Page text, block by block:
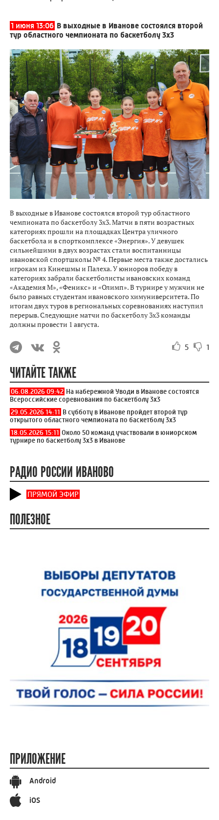
1 июня 13:06 В выходные в Иванове состоялся второй
тур областного чемпионата по баскетболу 3x3
В выходные в Иванове состоялся второй тур областного
чемпионата по баскетболу 3x3. Матчи в пяти возрастных
категориях прошли на площадках Центра уличного
баскетбола и в спорткомплексе «Энергия». У девушек
сильнейшими в двух возрастах стали воспитанницы
ивановской спортшколы № 4. Первые места также достались
игрокам из Кинешмы и Палеха. У юниоров победу в
категориях забрали баскетболисты ивановских команд
«Академия М», «Феникс» и «Олимп». В турнире у мужчин не
было равных студентам ивановского химуниверситета. По
итогам двух туров в региональных соревнованиях наступил
перерыв. Следующие матчи по баскетболу 3x3 команды
должны провести 1 августа.
5 1
ЧИТАЙТЕ ТАКЖЕ
06.08.2026 09:42 На набережной Уводи в Иванове состоятся
Всероссийские соревнования по баскетболу 3x3
29.05.2026 14:11 В субботу в Иванове пройдет второй тур
открытого областного чемпионата по баскетболу 3x3
18.05.2026 15:11 Около 50 команд участвовали в юниорском
турнире по баскетболу 3x3 в Иванове
РАДИО РОССИИ ИВАНОВО
ПРЯМОЙ ЭФИР
ПОЛЕЗНОЕ
ПРИЛОЖЕНИЕ
Android
iOS